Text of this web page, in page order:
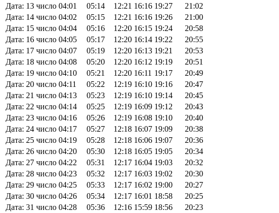
Дата: 13 число 04:01 05:14 12:21 16:16 19:27
21:02
Дата: 14 число 04:02 05:15 12:21 16:16 19:26
21:00
Дата: 15 число 04:04 05:16 12:20 16:15 19:24
20:58
Дата: 16 число 04:05 05:17 12:20 16:14 19:22
20:55
Дата: 17 число 04:07 05:19 12:20 16:13 19:21
20:53
Дата: 18 число 04:08 05:20 12:20 16:12 19:19
20:51
Дата: 19 число 04:10 05:21 12:20 16:11 19:17
20:49
Дата: 20 число 04:11 05:22 12:19 16:10 19:16
20:47
Дата: 21 число 04:13 05:23 12:19 16:10 19:14
20:45
Дата: 22 число 04:14 05:25 12:19 16:09 19:12
20:43
Дата: 23 число 04:16 05:26 12:19 16:08 19:10
20:40
Дата: 24 число 04:17 05:27 12:18 16:07 19:09
20:38
Дата: 25 число 04:19 05:28 12:18 16:06 19:07
20:36
Дата: 26 число 04:20 05:30 12:18 16:05 19:05
20:34
Дата: 27 число 04:22 05:31 12:17 16:04 19:03
20:32
Дата: 28 число 04:23 05:32 12:17 16:03 19:02
20:30
Дата: 29 число 04:25 05:33 12:17 16:02 19:00
20:27
Дата: 30 число 04:26 05:34 12:17 16:01 18:58
20:25
Дата: 31 число 04:28 05:36 12:16 15:59 18:56
20:23